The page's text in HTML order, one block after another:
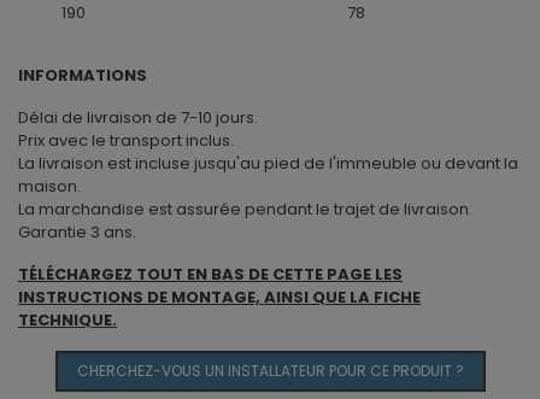
190
78
INFORMATIONS
Délai de livraison de 7-10 jours.
Prix avec le transport inclus.
La livraison est incluse jusqu'au pied de l'immeuble ou devant la
maison.
La marchandise est assurée pendant le trajet de livraison.
Garantie 3 ans.
TÉLÉCHARGEZ TOUT EN BAS DE CETTE PAGE LES
INSTRUCTIONS DE MONTAGE, AINSI QUE LA FICHE
TECHNIQUE.
CHERCHEZ-VOUS UN INSTALLATEUR POUR CE PRODUIT ?